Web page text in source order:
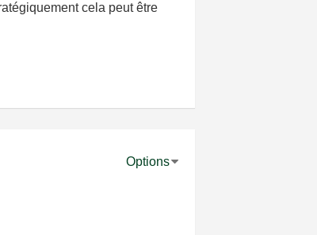
cela peut être
Options